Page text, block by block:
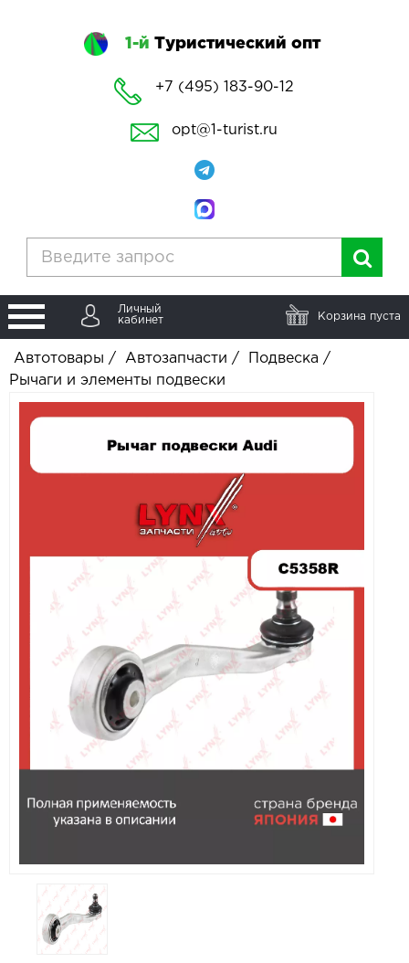
1-й Туристический опт
+7 (495) 183-90-12
opt@1-turist.ru
Личный
кабинет
Корзина пуста
Автотовары / Автозапчасти / Подвеска /
Рычаги и элементы подвески